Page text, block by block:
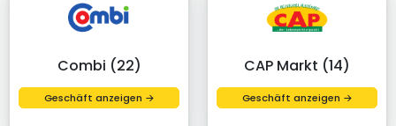
Combi (22)
Geschäft anzeigen →
CAP Markt (14)
Geschäft anzeigen →